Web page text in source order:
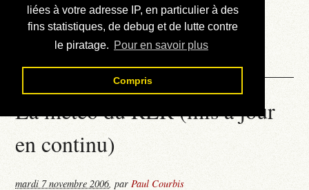
liées à votre adresse IP, en particulier à des
fins statistiques, de debug et de lutte contre
le piratage. Pour en savoir plus
Compris
Liens externes
Téléchargement
Contact
La météo du RER (mis à jour
en continu)
mardi 7 novembre 2006,parPaul Courbis